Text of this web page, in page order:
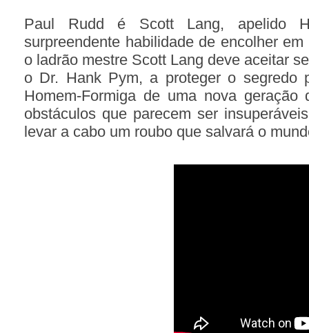
Paul Rudd é Scott Lang, apelido
surpreendente habilidade de encolher
o ladrão mestre Scott Lang deve aceitar
o Dr. Hank Pym, a proteger o segredo
Homem-Formiga de uma nova geração
obstáculos que parecem ser
levar a cabo um roubo que salvará o